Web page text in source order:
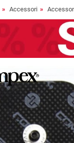
Accessori